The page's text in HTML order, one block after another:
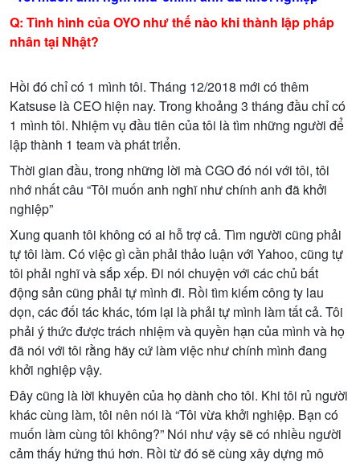
Q: Tình hình của OYO nhưthế nào khi thành lập pháp
nhân tại Nhật?
Hồi đó chỉcó 1 mình tôi. Tháng 12/2018 mới có thêm
Katsuse là CEO hiện nay. Trong khoảng 3 tháng đầu chỉcó
1 mình tôi. Nhiệm vụ đầu tiên của tôi là tìm những người để
lập thành 1 team và phát triển.
Thời gian đầu, trong những lời mà CGO đó nói với tôi, tôi
nhớ nhất câu “Tôi muốn anh nghĩ nhưchính anh đã khởi
nghiệp”
Xung quanh tôi không có ai hỗtrợcả. Tìm người cũng phải
tựtôi làm. Có việc gì cần phải thảo luận với Yahoo, cũng tự
tôi phải nghĩ và sắp xếp. Đi nói chuyện với các chủ bất
động sản cũng phải tự mình đi. Rồi tìm kiếm công ty lau
dọn, các đối tác khác, tóm lại là phải tự mình làm tất cả. Tôi
phải ý thức được trách nhiệm và quyền hạn của mình và họ
đã nói với tôi rằng hãy cứ làm việc nhưchính mình đang
khởi nghiệp vậy.
Đây cũng là lời khuyên của họdành cho tôi. Khi tôi rủ người
khác cùng làm, tôi nên nói là “Tôi vừa khởi nghiệp. Bạn có
muốn làm cùng tôi không?” Nói nhưvậy sẽcó nhiều người
cảm thấy hứng thú hơn. Rồi từđó sẽcùng xây dựng mô